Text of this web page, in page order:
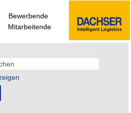
Bewerbende
Mitarbeitende